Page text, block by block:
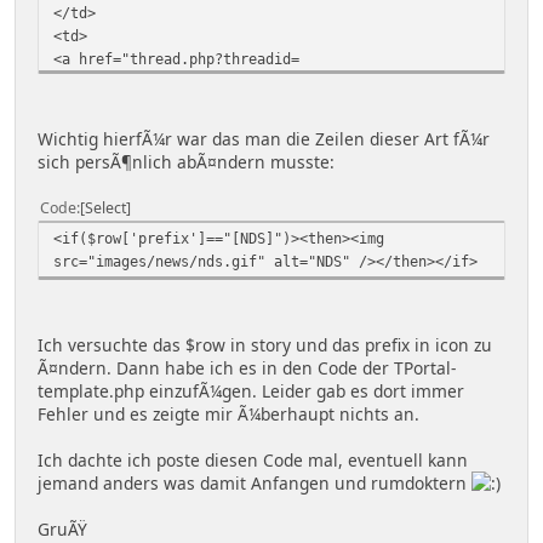
</td>
<td>
<a href="thread.php?threadid=
</td>
</tr>
<tr>
<td>
<span class="smallfont">$startdate <br/>{$lang-
>items['LANG_JGSPORTAL_NEWS2']} $starttime {$lang-
>items['LANG_JGSPORTAL_NEWS3']}</span>
<span class="smallfont">{$lang-
>items['LANG_JGSPORTAL_NEWS4']}: <a
href="profile.php?userid={$row['userid']}&amp;sid=
{$session['hash']}"><b>{$row['starter']}</b></a>
</td>
<if($row['prefix']!="")><then>
Wichtig hierfÃ¼r war das man die Zeilen dieser Art fÃ¼r
sich persÃ¶nlich abÃ¤ndern musste:
Code Select
<if($row['prefix']=="[NDS]")><then><img
src="images/news/nds.gif" alt="NDS" /></then></if>
Ich versuchte das $row in story und das prefix in icon zu
Ã¤ndern. Dann habe ich es in den Code der TPortal-
template.php einzufÃ¼gen. Leider gab es dort immer
Fehler und es zeigte mir Ã¼berhaupt nichts an.
Ich dachte ich poste diesen Code mal, eventuell kann
jemand anders was damit Anfangen und rumdoktern
GruÃŸ